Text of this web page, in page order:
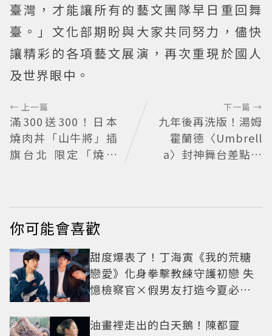
臺灣，才能讓所有的藝文團隊早日重回舞
臺。」文化部期盼與大家共同努力，儘快
讓精彩的各項藝文展演，再次重現於國人
及世界眼中。
← 上一篇
滿300送300！日本
燒肉丼「山牛將」插
旗台北 限定「燒肉
下一篇 →
九年後再洗版！湯姆
霍蘭德〈Umbrell
a〉封神舞台差點變
開
你可能會喜歡
甜度爆表了！丁海寅《我的荒糖
戀愛》化身拳擊教練守護初戀 失
憶檢察官×假男友打造今夏必看
油畫裡走出的白天鵝！陳都靈